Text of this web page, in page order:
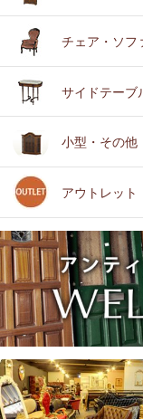
チェア・ソフ
サイドテーブ
小型・その他
アウトレット